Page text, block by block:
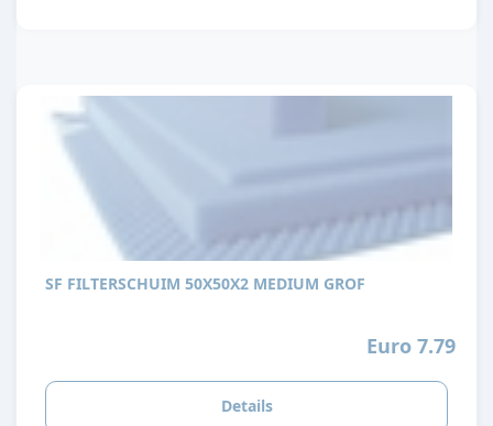
SF FILTERSCHUIM 50X50X2 MEDIUM GROF
Euro 7.79
Details